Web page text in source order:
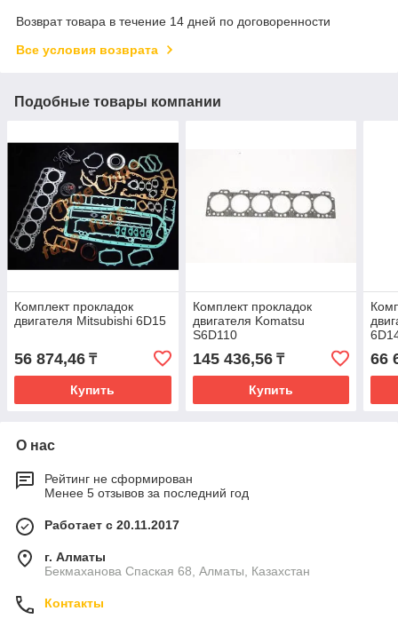
Возврат товара в течение 14 дней по договоренности
Все условия возврата
Подобные товары компании
Комплект прокладок
двигателя Mitsubishi 6D15
56 874,46 ₸
Купить
Комплект прокладок
двигателя Komatsu
S6D110
145 436,56₸
Купить
66
О нас
Рейтинг не сформирован
Менее 5 отзывов за последний год
Работает с 20.11.2017
г. Алматы
Бекмаханова Спаская 68, Алматы, Казахстан
Контакты